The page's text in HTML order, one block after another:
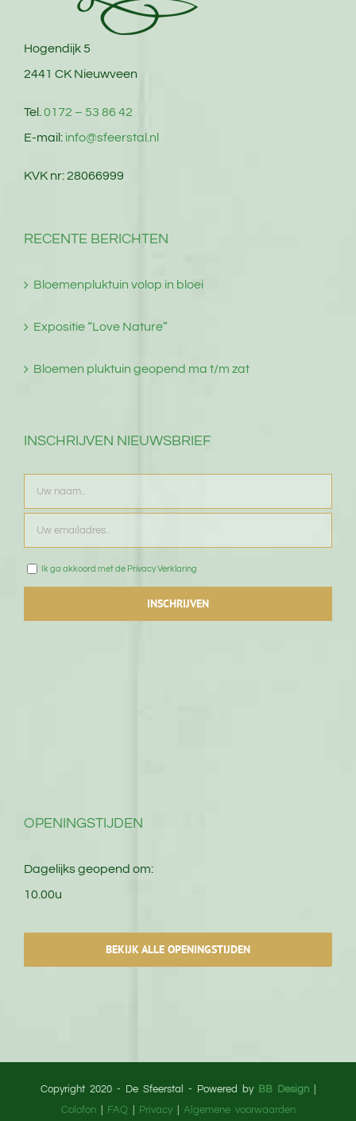
Hogendijk 5
2441 CK Nieuwveen
Tel. 0172 – 53 86 42
E-mail: info@sfeerstal.nl
KVK nr: 28066999
RECENTE BERICHTEN
Bloemenpluktuin volop in bloei
Expositie “Love Nature”
Bloemen pluktuin geopend ma t/m zat
INSCHRIJVEN NIEUWSBRIEF
Ik ga akkoord met de Privacy Verklaring
OPENINGSTIJDEN
Dagelijks geopend om:
10.00u
BEKIJK ALLE OPENINGSTIJDEN
Copyright 2020 - De Sfeerstal - Powered by BB Design
Colofon| FAQ Privacy| Algemene voorwaarden